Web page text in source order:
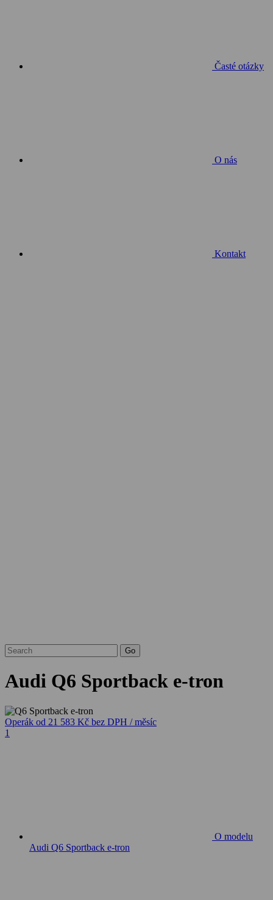
Časté otázky
O nás
Kontakt
Audi Q6 Sportback e-tron
Operák od 21 583 Kč bez DPH / měsíc
1
O modelu
Audi Q6 Sportback e-tron